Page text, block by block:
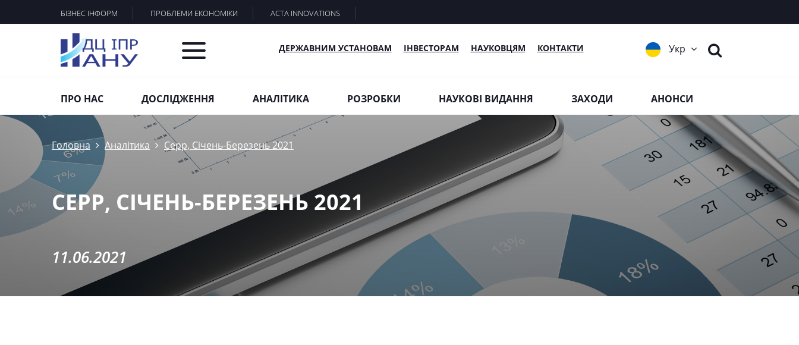
БІЗНЕС ІНФОРМ ПРОБЛЕМИ ЕКОНОМІКИ ACTA INNOVATIONS
ДЕРЖАВНИМ УСТАНОВАМ ІНВЕСТОРАМ НАУКОВЦЯМ КОНТАКТИ Укр
ПРО НАС ДОСЛІДЖЕННЯ АНАЛІТИКА РОЗРОБКИ НАУКОВІ ВИДАННЯ ЗАХОДИ АНОНСИ
Головна Аналітика Серр, Січень-Березень 2021
СЕРР, СІЧЕНЬ-БЕРЕЗЕНЬ 2021
11.06.2021